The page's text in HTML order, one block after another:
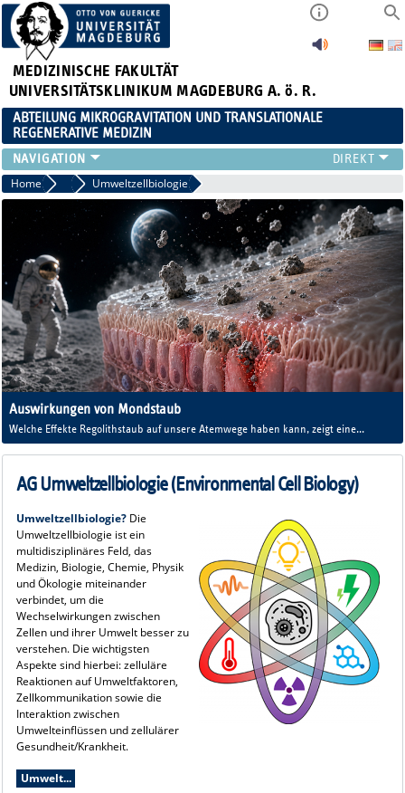
MEDIZINISCHE FAKULTÄT
UNIVERSITÄTSKLINIKUM MAGDEBURG A. ö. R.
ABTEILUNG MIKROGRAVITATION UND TRANSLATIONALE
REGENERATIVE MEDIZIN
FORSCHUNG
LEHRE
VERANSTALTUNGEN
TEAM
KOOPERATIONEN
KONTAKT
Home ForschungUmweltzellbiologie
Auswirkungen von Mondstaub
Welche Effekte Regolithstaub auf unsere Atemwege haben kann, zeigt eine
Pilotstudie mit einem bioartifiziellen Atemwegsmodell - Mondstaub wirkt anders
als irdischer Feinstaub.
AG Umweltzellbiologie (Environmental Cell Biology)
Umweltzellbiologie?Die
Umweltzellbiologie ist ein
multidisziplinäres Feld, das
Medizin, Biologie, Chemie, Physik
und Ökologie miteinander
verbindet, um die
Wechselwirkungen zwischen
Zellen und ihrer Umwelt besser zu
verstehen. Die wichtigsten
Aspekte sind hierbei: zelluläre
Reaktionen auf Umweltfaktoren,
Zellkommunikation sowie die
Interaktion zwischen
Umwelteinflüssen und zellulärer
Gesundheit/Krankheit.
Umwelt...